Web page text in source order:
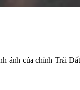
ảnh của chính Trái